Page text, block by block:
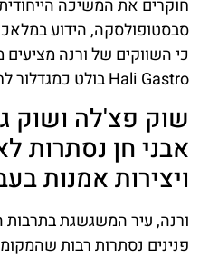
חוקרים את המשיכה
סבסטופולסקה, הידוע
כי השווקים של ורנה
Hali Gastro בולט כמגדלור לחובבי אוכל.
שוק פצ'לה ושוק
אבני חן נסתרות
ויצירות אמנות
ורנה, עיר המשגשגת
פנינים נסתרות רבות